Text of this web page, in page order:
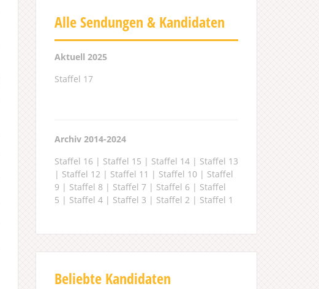
Alle Sendungen & Kandidaten
Aktuell 2025
Staffel 17
Archiv 2014-2024
Staffel 16 | Staffel 15 | Staffel 14 | Staffel 13
| Staffel 12 | Staffel 11 | Staffel 10 | Staffel
9 | Staffel 8 | Staffel 7 | Staffel 6 | Staffel
5 | Staffel 4 | Staffel 3 | Staffel 2 | Staffel 1
Beliebte Kandidaten